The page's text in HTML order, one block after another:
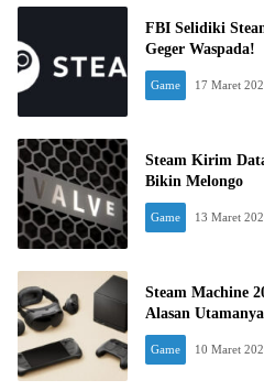
FBI Selidiki
Geger Waspada!
Game 17 Maret
Steam Kirim
Bikin Melongo
Game 13 Maret
Steam Machine
Alasan Utamanya
Game 10 Maret